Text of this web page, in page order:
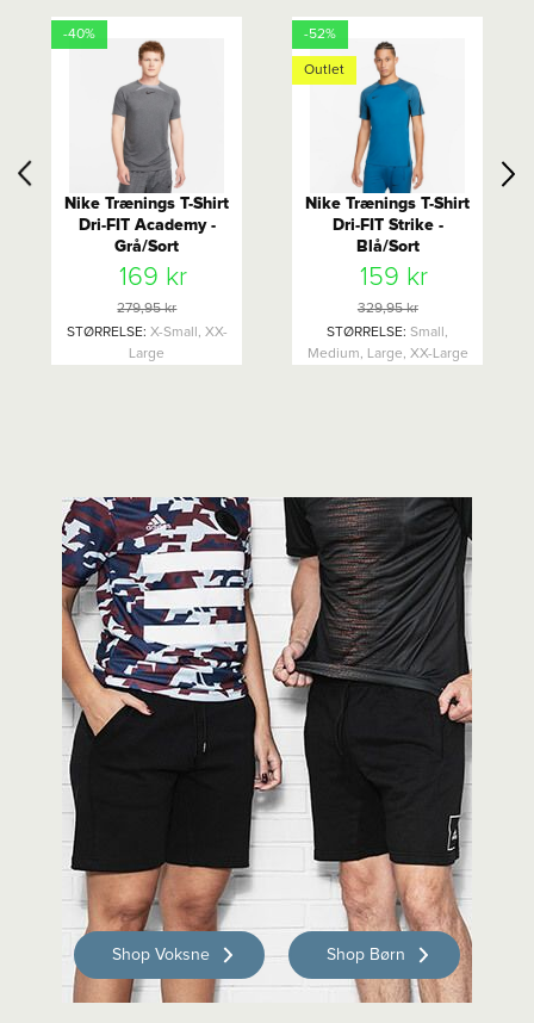
-40%
Nike Trænings T-Shirt
Dri-FIT Academy -
Grå/Sort
169 kr
279,95 kr
STØRRELSE: X-Small, XX-
Large
-52%
Outlet
Nike Trænings T-Shirt
Dri-FIT Strike -
Blå/Sort
159 kr
329,95 kr
STØRRELSE:Small,
Medium, Large, XX-Large
Shop Voksne Shop Børn